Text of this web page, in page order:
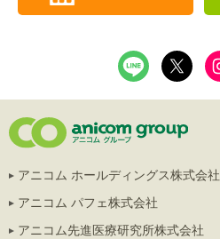
アニコム ホールディングス株式会社
アニコム パフェ株式会社
アニコム先進医療研究所株式会社